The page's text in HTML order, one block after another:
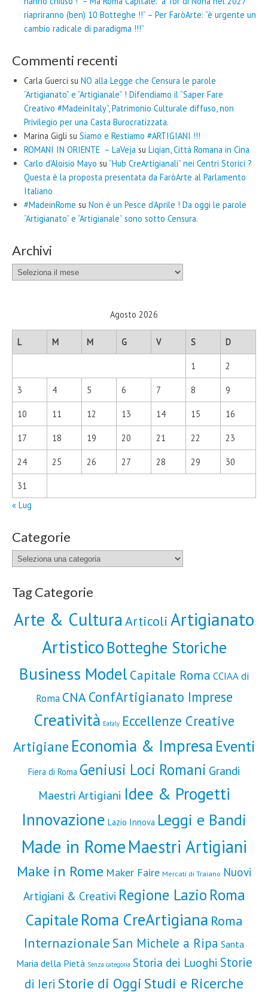
riapriranno (ben) 10 Botteghe !!” – Per FaròArte: “è urgente un
cambio radicale di paradigma !!!”
Commenti recenti
Carla Guerci su NO alla Legge che Censura le parole
“Artigianato” e “Artigianale” ! Difendiamo il “Saper Fare
Creativo #MadeinItaly”, Patrimonio Culturale diffuso, non
Privilegio per una Casta Burocratizzata.
Marina Gigli su Siamo e Restiamo #ARTIGIANI !!!
ROMANI IN ORIENTE – LaVeja su Liqian, Città Romana in Cina
Carlo d'Aloisio Mayo su “Hub CreArtigianali” nei Centri Storici ?
Questa è la proposta presentata da FaròArte al Parlamento
Italiano
#MadeinRome su Non è un Pesce d’Aprile ! Da oggi le parole
“Artigianato” e “Artigianale” sono sotto Censura.
Archivi
Archivi
Agosto 2026
L M M G V S D
1 2
3 4 5 6 7 8 9
10 11 12 13 14 15 16
17 18 19 20 21 22 23
24 25 26 27 28 29 30
31
« Lug
Categorie
Categorie
Tag Categorie
Arte & CulturaArticoli Artigianato
Artistico Botteghe Storiche
Business ModelCapitale Roma CCIAA di
Roma CNAConfArtigianato Imprese
Creatività Eataly Eccellenze Creative
Artigiane Economia & Impresa Eventi
Fiera di Roma Geniusi Loci Romani Grandi
Maestri Artigiani Idee & Progetti
Innovazione Lazio Innova Leggi e Bandi
Made in RomeMaestri Artigiani
Make in Rome Maker Faire Mercati di Traiano Nuovi
Artigiani & Creativi Regione Lazio Roma
Capitale Roma CreArtigiana Roma
InternazionaleSan Michele a Ripa Santa
Maria della Pietà Senza categoria Storia dei Luoghi Storie
di Ieri Storie di Oggi Studi e Ricerche